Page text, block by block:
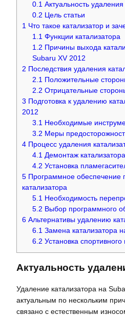
0.1 Актуальность
0.2 Цель статьи
1 Что такое катализатор и
1.1 Функции катализатора
1.2 Причины выхода
Subaru XV 2012
2 Последствия удаления
2.1 Положительные
2.2 Отрицательные
3 Подготовка к удалению
2012
3.1 Необходимые
3.2 Меры
4 Процесс удаления
4.1 Демонтаж катализатора
4.2 Установка
5 Программное обеспечение
катализатора
5.1 Необходимость
5.2 Выбор программного
6 Альтернативы удалению
6.1 Замена катализатора
6.2 Установка спортивного
Актуальность
Удаление катализатора на
актуальным по нескольким
связано с естественным